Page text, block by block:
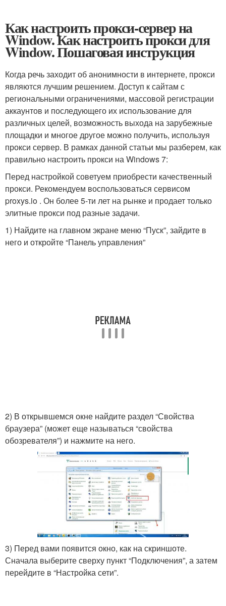
Как настроить прокси-сервер на
Window. Как настроить прокси для
Window. Пошаговая инструкция
Когда речь заходит об анонимности в интернете, прокси
являются лучшим решением. Доступ к сайтам с
региональными ограничениями, массовой регистрации
аккаунтов и последующего их использование для
различных целей, возможность выхода на зарубежные
площадки и многое другое можно получить, используя
прокси сервер. В рамках данной статьи мы разберем, как
правильно настроить прокси на Windows 7:
Перед настройкой советуем приобрести качественный
прокси. Рекомендуем воспользоваться сервисом
proxys.io . Он более 5-ти лет на рынке и продает только
элитные прокси под разные задачи.
1) Найдите на главном экране меню “Пуск”, зайдите в
него и откройте “Панель управления”
2) В открывшемся окне найдите раздел “Свойства
браузера” (может еще называться “свойства
обозревателя”) и нажмите на него.
3) Перед вами появится окно, как на скриншоте.
Сначала выберите сверху пункт “Подключения”, а затем
перейдите в “Настройка сети”.